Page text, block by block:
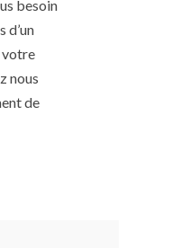
besoin
d’un
votre
nous
de